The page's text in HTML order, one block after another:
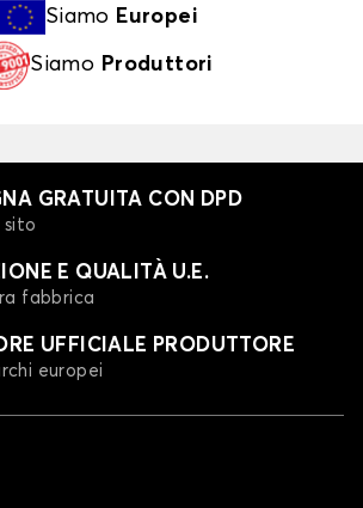
Siamo Europei
Siamo Produttori
GRATUITA CON DPD
E QUALITÀ U.E.
fabbrica
UFFICIALE PRODUTTORE
europei